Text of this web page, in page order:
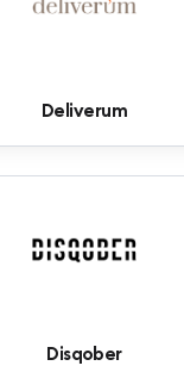
Deliverum
Disqober